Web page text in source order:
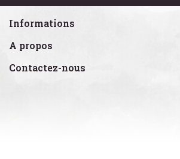
Informations
A propos
Contactez-nous